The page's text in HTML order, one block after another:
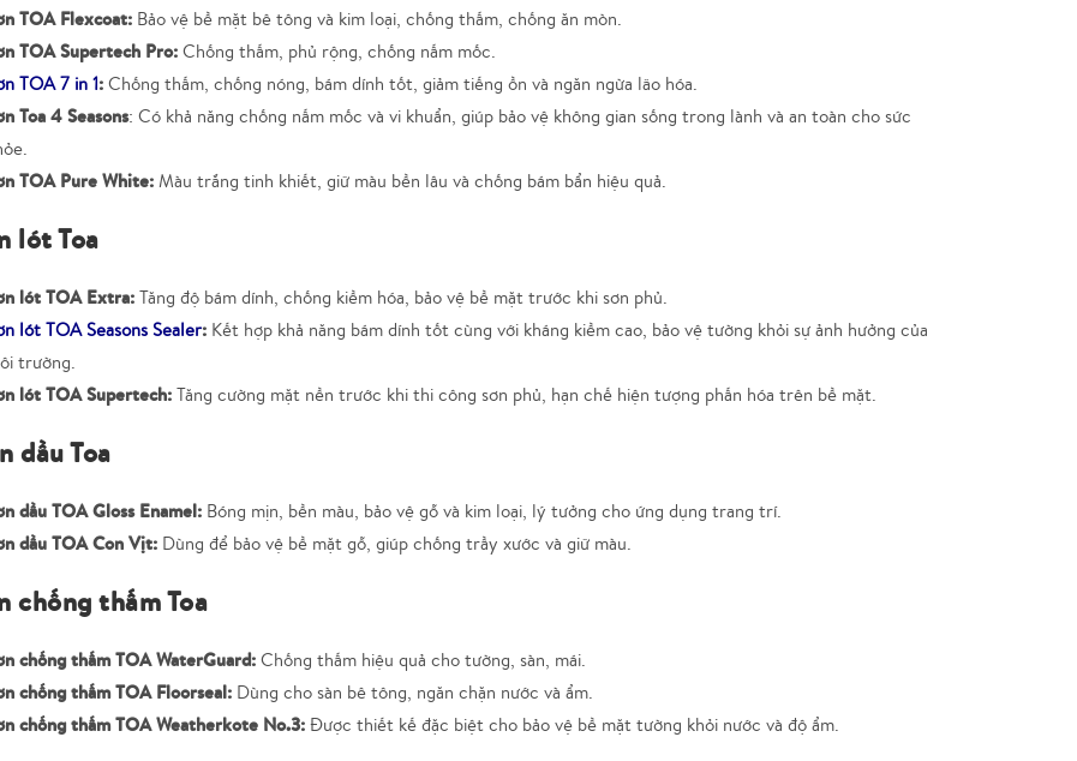
TOA Flexcoat:Bảo vệ bề mặt bê tông và kim loại, chống thấm, chống ăn mòn.
TOA Supertech Pro:Chống thấm, phủ rộng, chống nấm mốc.
TOA 7 in 1: Chống thấm, chống nóng, bám dính tốt, giảm tiếng ồn và ngăn ngừa lão hóa.
Toa 4 Seasons: Có khả năng chống nấm mốc và vi khuẩn, giúp bảo vệ không gian sống trong lành và an toàn cho sức
TOA Pure White:Màu trắng tinh khiết, giữ màu bền lâu và chống bám bẩn hiệu quả.
lót Toa
lót TOA Extra:Tăng độ bám dính, chống kiềm hóa, bảo vệ bề mặt trước khi sơn phủ.
lót TOA Seasons Sealer:Kết hợp khả năng bám dính tốt cùng với kháng kiềm cao, bảo vệ tường khỏi sự ảnh hưởng của
trường.
lót TOA Supertech:Tăng cường mặt nền trước khi thi công sơn phủ, hạn chế hiện tượng phấn hóa trên bề mặt.
dầu Toa
dầu TOA Gloss Enamel:Bóng mịn, bền màu, bảo vệ gỗ và kim loại, lý tưởng cho ứng dụng trang trí.
dầu TOA Con Vịt:Dùng để bảo vệ bề mặt gỗ, giúp chống trầy xước và giữ màu.
chống thấm Toa
chống thấm TOA WaterGuard:Chống thấm hiệu quả cho tường, sàn, mái.
chống thấm TOA Floorseal: Dùng cho sàn bê tông, ngăn chặn nước và ẩm.
chống thấm TOA Weatherkote No.3:Được thiết kế đặc biệt cho bảo vệ bề mặt tường khỏi nước và độ ẩm.